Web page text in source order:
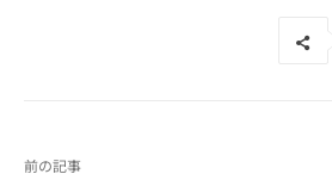
前の記事